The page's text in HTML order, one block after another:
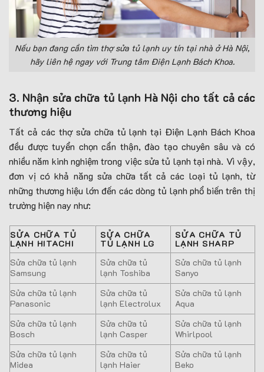
Nếu bạn đang cần tìm thợ sửa tủ lạnh uy tín tại nhà ở Hà Nội,
hãy liên hệ ngay với Trung tâm Điện Lạnh Bách Khoa.
3. Nhận sửa chữa tủ lạnh Hà Nội cho tất cả các
thương hiệu
Tất cả các thợ sửa chữa tủ lạnh tại Điện Lạnh Bách Khoa
đều được tuyển chọn cẩn thận, đào tạo chuyên sâu và có
nhiều năm kinh nghiệm trong việc sửa tủ lạnh tại nhà. Vì vậy,
đơn vị có khả năng sửa chữa tất cả các loại tủ lạnh, từ
những thương hiệu lớn đến các dòng tủ lạnh phổ biến trên thị
trường hiện nay như:
SỬA CHỮA TỦ
LẠNH HITACHI
SỬA CHỮA
TỦ LẠNH LG
SỬA CHỮA TỦ
LẠNH SHARP
Sửa chữa tủ lạnh
Samsung
Sửa chữa tủ
lạnh Toshiba
Sửa chữa tủ lạnh
Sanyo
Sửa chữa tủ lạnh
Panasonic
Sửa chữa tủ
lạnh Electrolux
Sửa chữa tủ lạnh
Aqua
Sửa chữa tủ lạnh
Bosch
Sửa chữa tủ
lạnh Casper
Sửa chữa tủ lạnh
Whirlpool
Sửa chữa tủ lạnh
Midea
Sửa chữa tủ
lạnh Haier
Sửa chữa tủ lạnh
Beko